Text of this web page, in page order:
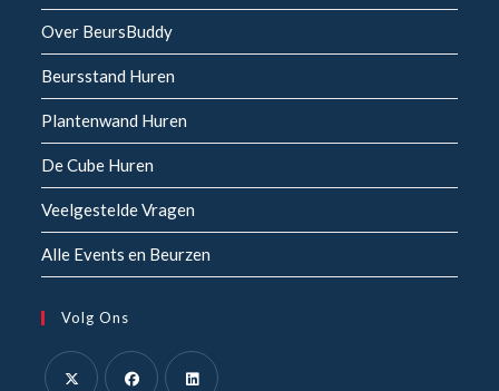
Over BeursBuddy
Beursstand Huren
Plantenwand Huren
De Cube Huren
Veelgestelde Vragen
Alle Events en Beurzen
Volg Ons